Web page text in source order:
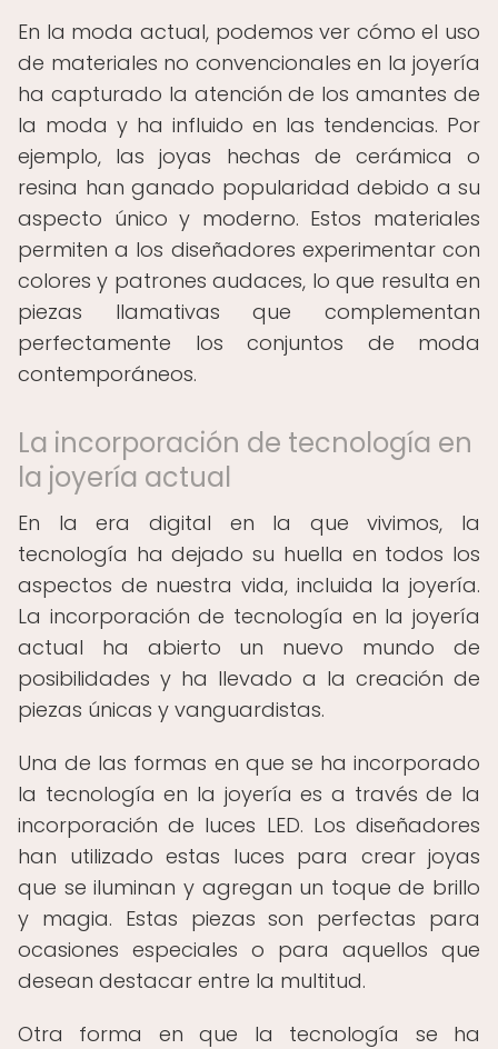
En la moda actual, podemos ver cómo el uso
de materiales no convencionales en la joyería
ha capturado la atención de los amantes de
la moda y ha influido en las tendencias. Por
ejemplo, las joyas hechas de cerámica o
resina han ganado popularidad debido a su
aspecto único y moderno. Estos materiales
permiten a los diseñadores experimentar con
colores y patrones audaces, lo que resulta en
piezas llamativas que complementan
perfectamente los conjuntos de moda
contemporáneos.
La incorporación de tecnología en
la joyería actual
En la era digital en la que vivimos, la
tecnología ha dejado su huella en todos los
aspectos de nuestra vida, incluida la joyería.
La incorporación de tecnología en la joyería
actual ha abierto un nuevo mundo de
posibilidades y ha llevado a la creación de
piezas únicas y vanguardistas.
Una de las formas en que se ha incorporado
la tecnología en la joyería es a través de la
incorporación de luces LED. Los diseñadores
han utilizado estas luces para crear joyas
que se iluminan y agregan un toque de brillo
y magia. Estas piezas son perfectas para
ocasiones especiales o para aquellos que
desean destacar entre la multitud.
Otra forma en que la tecnología se ha